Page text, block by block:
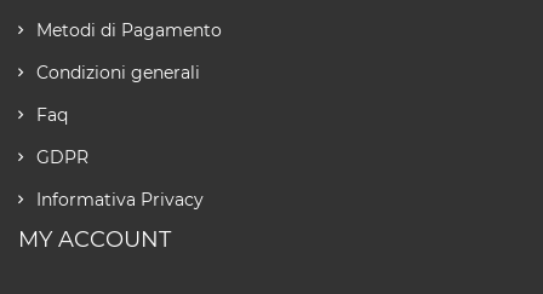
Metodi di Pagamento
Condizioni generali
Faq
GDPR
Informativa Privacy
MY ACCOUNT